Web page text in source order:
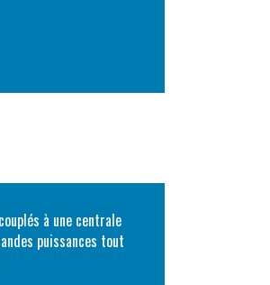
à une centrale
puissances tout